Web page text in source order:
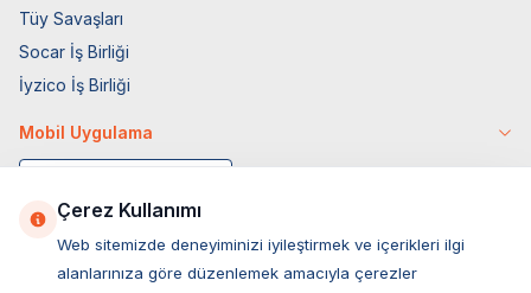
Tüy Savaşları
Socar İş Birliği
İyzico İş Birliği
Mobil Uygulama
Çerez Kullanımı
Web sitemizde deneyiminizi iyileştirmek ve içerikleri ilgi
alanlarınıza göre düzenlemek amacıyla çerezler